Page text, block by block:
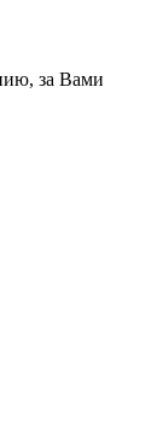
за Вами